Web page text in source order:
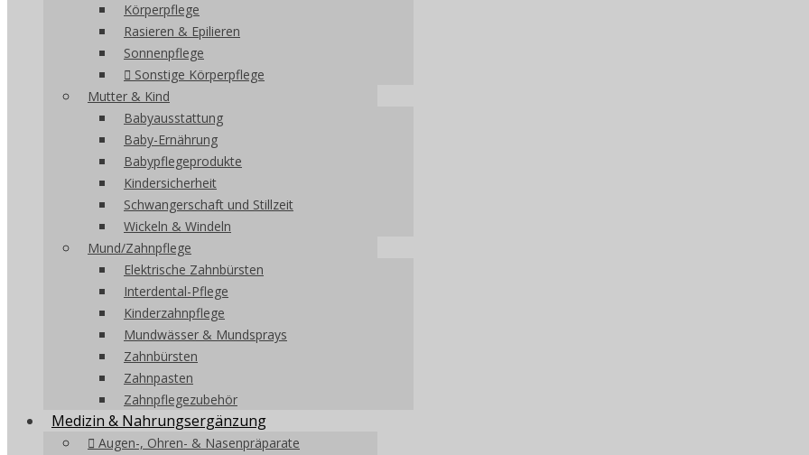
Körperpflege
Rasieren & Epilieren
Sonnenpflege
Sonstige Körperpflege
Mutter & Kind
Babyausstattung
Baby-Ernährung
Babypflegeprodukte
Kindersicherheit
Schwangerschaft und Stillzeit
Wickeln & Windeln
Mund/Zahnpflege
Elektrische Zahnbürsten
Interdental-Pflege
Kinderzahnpflege
Mundwässer & Mundsprays
Zahnbürsten
Zahnpasten
Zahnpflegezubehör
Medizin & Nahrungsergänzung
Augen-, Ohren- & Nasenpräparate